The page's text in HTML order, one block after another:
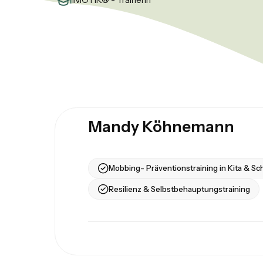
Mandy Köhnemann
Mobbing- Präventionstraining in Kita &
Resilienz & Selbstbehauptungstraining